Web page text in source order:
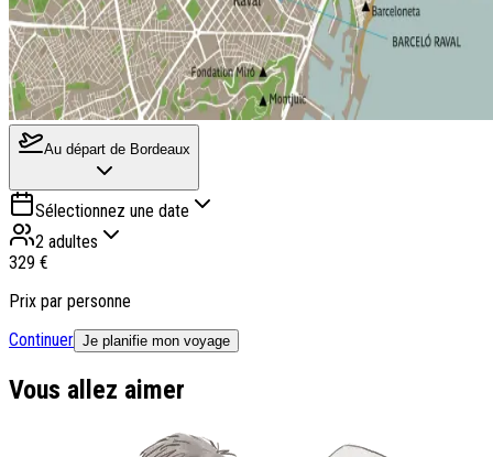
Au départ de Bordeaux
Sélectionnez une date
2 adultes
329 €
Prix par personne
Continuer Je planifie mon voyage
Vous allez aimer